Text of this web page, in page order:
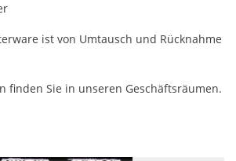
ist von Umtausch und Rücknahme
finden Sie in unseren Geschäftsräumen.